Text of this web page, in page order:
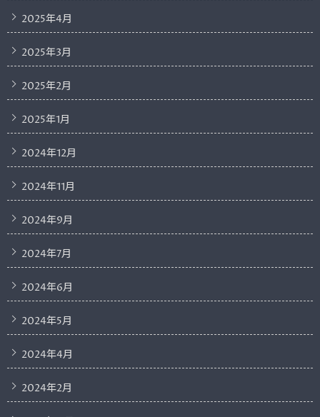
2025年4月
2025年3月
2025年2月
2025年1月
2024年12月
2024年11月
2024年9月
2024年7月
2024年6月
2024年5月
2024年4月
2024年2月